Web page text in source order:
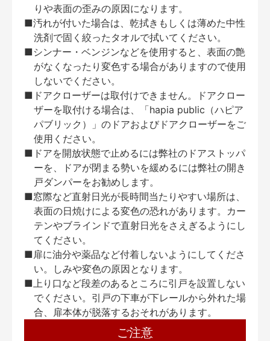
りや表面の歪みの原因になります。
■汚れが付いた場合は、乾拭きもしくは薄めた中性
洗剤で固く絞ったタオルで拭いてください。
■シンナー・ベンジンなどを使用すると、表面の艶
がなくなったり変色する場合がありますので使用
しないでください。
■ドアクローザーは取付けできません。ドアクロー
ザーを取付ける場合は、「hapia public（ハピア
パブリック）」のドアおよびドアクローザーをご
使用ください。
■ドアを開放状態で止めるには弊社のドアストッパ
ーを、ドアが閉まる勢いを緩めるには弊社の開き
戸ダンパーをお勧めします。
■窓際など直射日光が長時間当たりやすい場所は、
表面の日焼けによる変色の恐れがあります。カー
テンやブラインドで直射日光をさえぎるようにし
てください。
■扉に油分や薬品など付着しないようにしてくださ
い。しみや変色の原因となります。
■上り口など段差のあるところに引戸を設置しない
でください。引戸の下車が下レールから外れた場
合、扉本体が脱落するおそれがあります。
ご注意